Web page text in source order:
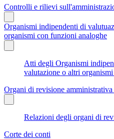
Controlli e rilievi
Organismi indipendenti di
organismi con funzioni analoghe
Atti degli Organismi
valutazione o altri
Organi di revisione amministrativa
Relazioni degli organi di
Corte dei conti